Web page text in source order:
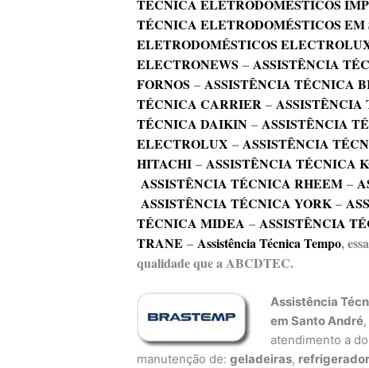
TÉCNICA ELETRODOMÉSTICOS
TÉCNICA ELETRODOMÉSTICOS EM
ELETRODOMÉSTICOS
ELECTRONEWS –ASSISTÊNCIA
FORNOS –ASSISTÊNCIA TÉCNICA
TÉCNICA CARRIER –ASSISTÊNCIA
TÉCNICA DAIKIN –ASSISTÊNCIA
ELECTROLUX –ASSISTÊNCIA
HITACHI –ASSISTÊNCIA TÉCNICA
ASSISTÊNCIA TÉCNICA RHEEM –
ASSISTÊNCIA TÉCNICA YORK–
TÉCNICA MIDEA –ASSISTÊNCIA
TRANE –Assistência Técnica Tempo,
qualidade que a ABCDTEC.
Assistência
em Santo André,
atendimento a
manutenção de:geladeiras,